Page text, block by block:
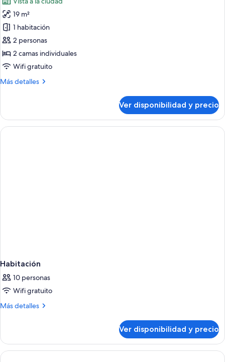
las
fotos
de
Habitación
doble
estándar,
balcón
19 m²
1 habitación
2 personas
2 camas individuales
Wifi gratuito
Más detalles
Más
doble
estándar,
balcón
Ver disponibilidad y precio
Habitación
10 personas
Wifi gratuito
Más detalles
Más
Ver disponibilidad y precio